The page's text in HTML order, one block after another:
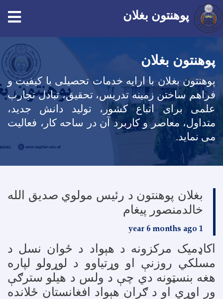
content
پوهنتون بغلان
پوهنتون بغلان
پوهنتون بغلان با ارایه خدمات تحصیلی با کیفیت و
فراهم ساختن زمینه تدریس، تحقیق، تبادل تجارب
علمی برای اتباع کشور، تولید دانش جدید،
متداول، معاصر و کاربرد آن در ساحه کار، فعالیت
می نماید.
بغلان پوهنتون د رئیس مولوي صدیق الله
خالدمنصور پیغام
1 year 6 months ago
اکاډمیک مرکزونه د هېواد د ځوان نسل د
مسلکي روزنې او وړتیاوو د لوړولو لپاره
هغه بنسټونه دي چې د ولس د هیلو سترګې
ور اوړي او د ګران هېواد افغانستان ځلانده